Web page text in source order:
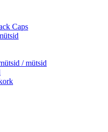
Caps
/ mütsid